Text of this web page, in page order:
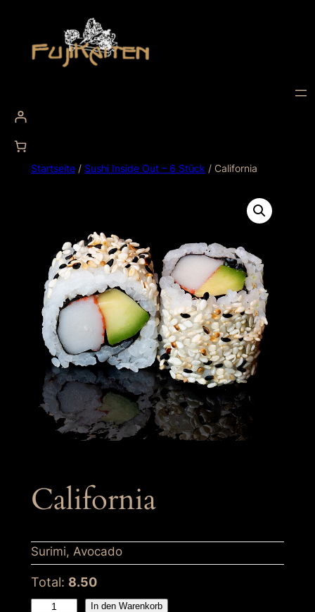
Startseite/ Sushi Inside Out – 6 Stück / California
California
Surimi, Avocado
Total: 8.50
In den Warenkorb